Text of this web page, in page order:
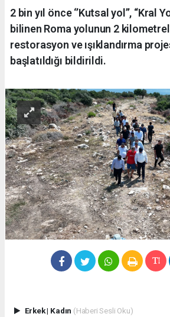
2 bin yıl önce ‘’Kutsal yol’’, “Kral
bilinen Roma yolunun 2
restorasyon ve ışıklandırma
başlatıldığı bildirildi.
Erkek| Kadın (Haberi Sesli Oku)